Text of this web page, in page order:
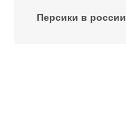
Персики в россии